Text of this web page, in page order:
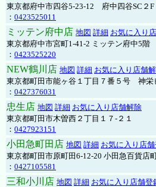
東京都府中市四谷5-23-12 府中四谷SC２F
： 0423525011
ミッテン府中店 地図 詳細 お気に入り
東京都府中市宮町1-41-2 ミッテン府中5階
： 0423525220
NEW鶴川店 地図 詳細 お気に入り店舗
東京都町田市能ヶ谷１丁目７番５号 神栄
： 0427376031
忠生店 地図 詳細 お気に入り店舗解除
東京都町田市木曽西２丁目１７-２１
： 0427923151
小田急町田店 地図 詳細 お気に入り店
東京都町田市原町田6-12-20 小田急百貨店
： 0427105581
三和小川店 地図 詳細 お気に入り店舗登